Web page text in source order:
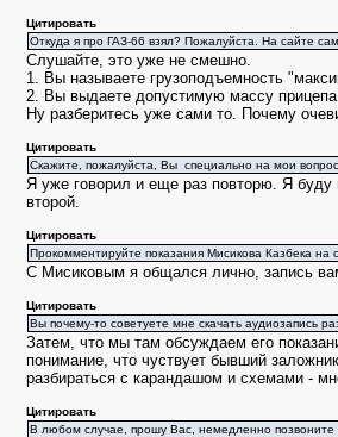
Цитировать
Откуда я про ГАЗ-66 взял? Пожалуйста. На сайте
Слушайте, это уже не смешно.
1. Вы называете грузоподъемность
2. Вы выдаете допустимую массу
Ну разберитесь уже сами то. Почему
Цитировать
Скажите, пожалуйста, Вы специально на мои
Я уже говорил и еще раз повторю. Я буду
второй.
Цитировать
Прокомментируйте показания Мисикова Казбека на
С Мисиковым я общался лично, запись
Цитировать
Вы почему-то советуете мне скачать аудиозапись
Затем, что мы там обсуждаем его
понимание, что чуствует бывший
разбираться с карандашом и схемами -
Цитировать
В любом случае, прошу Вас, немедленно позвоните